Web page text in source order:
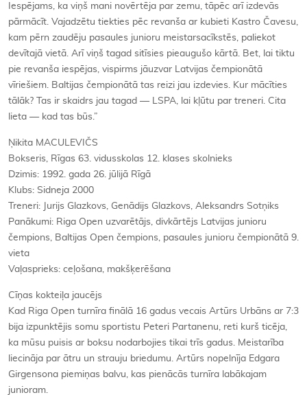
Iespējams, ka viņš mani novērtēja par zemu, tāpēc arī izdevās
pārmācīt. Vajadzētu tiekties pēc revanša ar kubieti Kastro Čavesu,
kam pērn zaudēju pasaules junioru meistarsacīkstēs, paliekot
devītajā vietā. Arī viņš tagad sitīsies pieaugušo kārtā. Bet, lai tiktu
pie revanša iespējas, vispirms jāuzvar Latvijas čempionātā
vīriešiem. Baltijas čempionātā tas reizi jau izdevies. Kur mācīties
tālāk? Tas ir skaidrs jau tagad — LSPA, lai kļūtu par treneri. Cita
lieta — kad tas būs.”
Ņikita MACULEVIČS
Bokseris, Rīgas 63. vidusskolas 12. klases skolnieks
Dzimis: 1992. gada 26. jūlijā Rīgā
Klubs: Sidneja 2000
Treneri: Jurijs Glazkovs, Genādijs Glazkovs, Aleksandrs Sotņiks
Panākumi: Riga Open uzvarētājs, divkārtējs Latvijas junioru
čempions, Baltijas Open čempions, pasaules junioru čempionātā 9.
vieta
Vaļasprieks: ceļošana, makšķerēšana
Cīņas kokteiļa jaucējs
Kad Riga Open turnīra finālā 16 gadus vecais Artūrs Urbāns ar 7:3
bija izpunktējis somu sportistu Peteri Partanenu, reti kurš ticēja,
ka mūsu puisis ar boksu nodarbojies tikai trīs gadus. Meistarība
liecināja par ātru un strauju briedumu. Artūrs nopelnīja Edgara
Girgensona piemiņas balvu, kas pienācās turnīra labākajam
junioram.